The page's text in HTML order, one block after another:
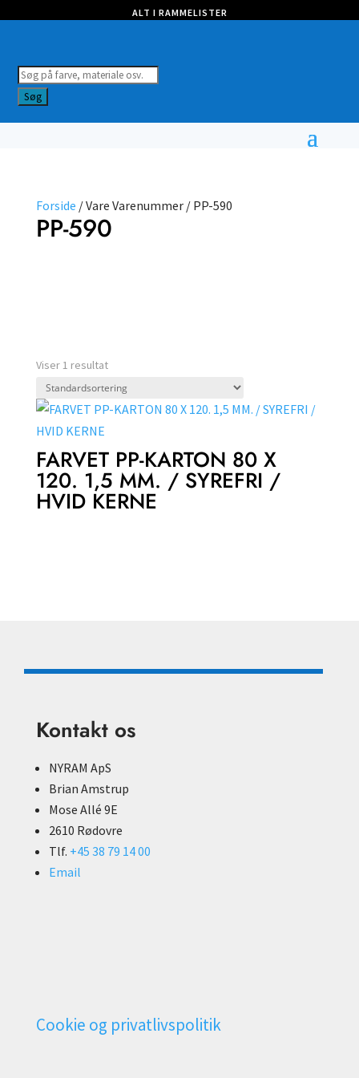
ALT I RAMMELISTER
Products
search
Søg
Forside / Vare Varenummer / PP-590
PP-590
Viser 1 resultat
FARVET PP-KARTON 80 X
120. 1,5 MM. / SYREFRI /
HVID KERNE
Kontakt os
NYRAM ApS
Brian Amstrup
Mose Allé 9E
2610 Rødovre
Tlf. +45 38 79 14 00
Email
Cookie og privatlivspolitik